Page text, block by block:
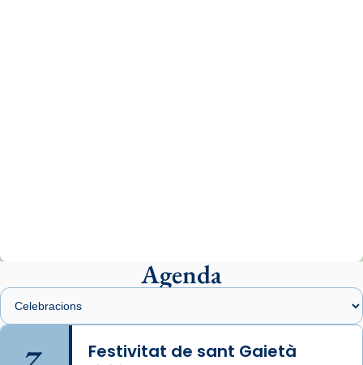
presidit aquest 27 de juliol la missa de Les
Santes de Mataró.
🔗
📸 J. Merino
Agenda
Festivitat de sant Gaietà